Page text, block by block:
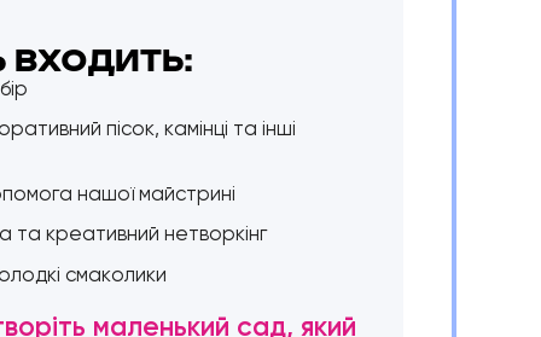
ВХОДИТЬ:
пісок, камінці та інші
нашої майстрині
креативний нетворкінг
смаколики
маленький сад, який